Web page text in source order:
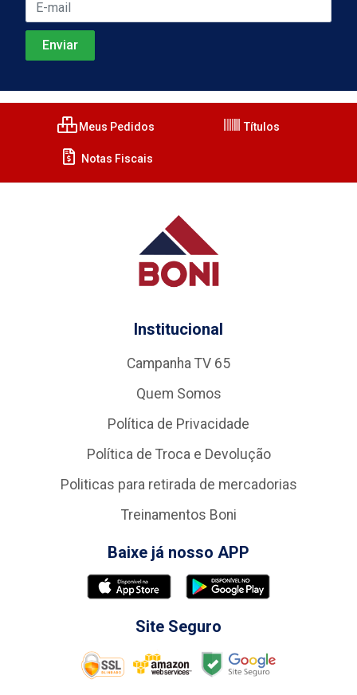
Meus Pedidos Títulos
Notas Fiscais
Institucional
Campanha TV 65
Quem Somos
Política de Privacidade
Política de Troca e Devolução
Politicas para retirada de mercadorias
Treinamentos Boni
Baixe já nosso APP
Site Seguro